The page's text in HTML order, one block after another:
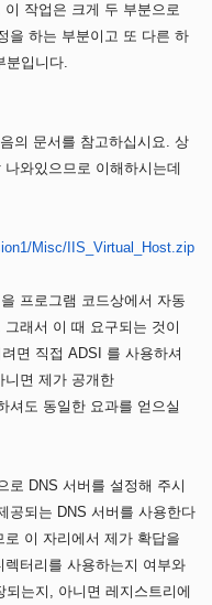
작업은 크게 두 부분으로
을 하는 부분이고 또 다른 하
분입니다.
의 문서를 참고하십시요. 상
와있으므로 이해하시는데
Misc/IIS_Virtual_Host.zip
프로그램 코드상에서 자동
래서 이 때 요구되는 것이
면 직접 ADSI 를 사용하셔
니면 제가 공개한
셔도 동일한 요과를 얻으실
로 DNS 서버를 설정해 주시
공되는 DNS 서버를 사용한다
이 자리에서 제가 확답을
터리를 사용하는지 여부와
는지, 아니면 레지스트리에